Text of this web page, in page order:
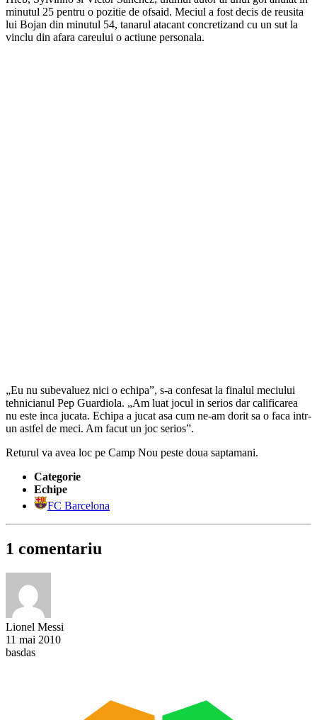
minutul 25 pentru o pozitie de ofsaid. Meciul a fost decis de reusita
lui Bojan din minutul 54, tanarul atacant concretizand cu un sut la
vinclu din afara careului o actiune personala.
„Eu nu subevaluez nici o echipa”, s-a confesat la finalul meciului
tehnicianul Pep Guardiola. „Am luat jocul in serios dar calificarea
nu este inca jucata. Echipa a jucat asa cum ne-am dorit sa o faca intr-
un astfel de meci. Am facut un joc serios”.
Returul va avea loc pe Camp Nou peste doua saptamani.
Categorie
Echipe
FC Barcelona
1 comentariu
Lionel Messi
11 mai 2010
basdas